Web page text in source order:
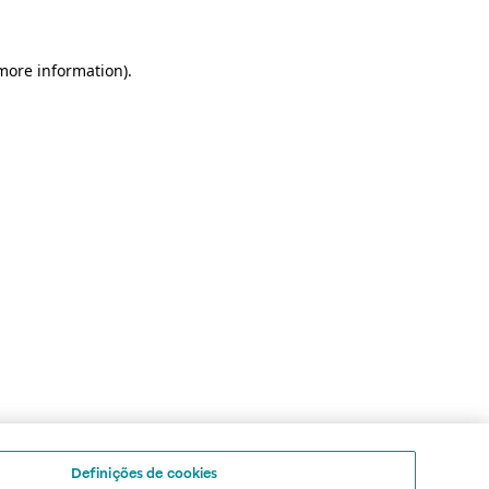
information).
Definições de cookies